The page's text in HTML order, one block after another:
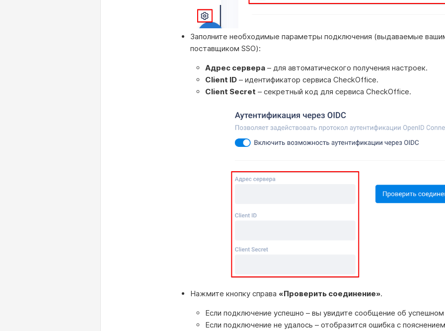
Заполните необходимые параметры подключения (выдаваемые
поставщиком SSO):
Адрес сервера – для автоматического получения настроек.
Client ID – идентификатор сервиса CheckOffice.
Client Secret – секретный код для сервиса CheckOffice.
Нажмите кнопку справа «Проверить соединение».
Если подключение успешно – вы увидите сообщение об
Если подключение не удалось – отобразится ошибка с